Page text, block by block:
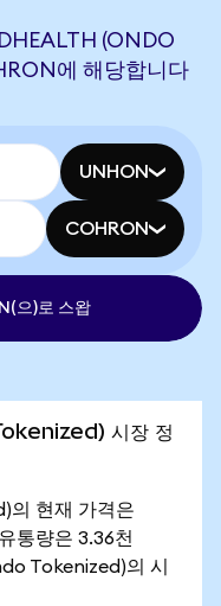
(ONDO
에 해당합니다
UNHON
COHRON
으)로 스왑
시장 정
현재 가격은
통량은 3.36천
Tokenized)의 시